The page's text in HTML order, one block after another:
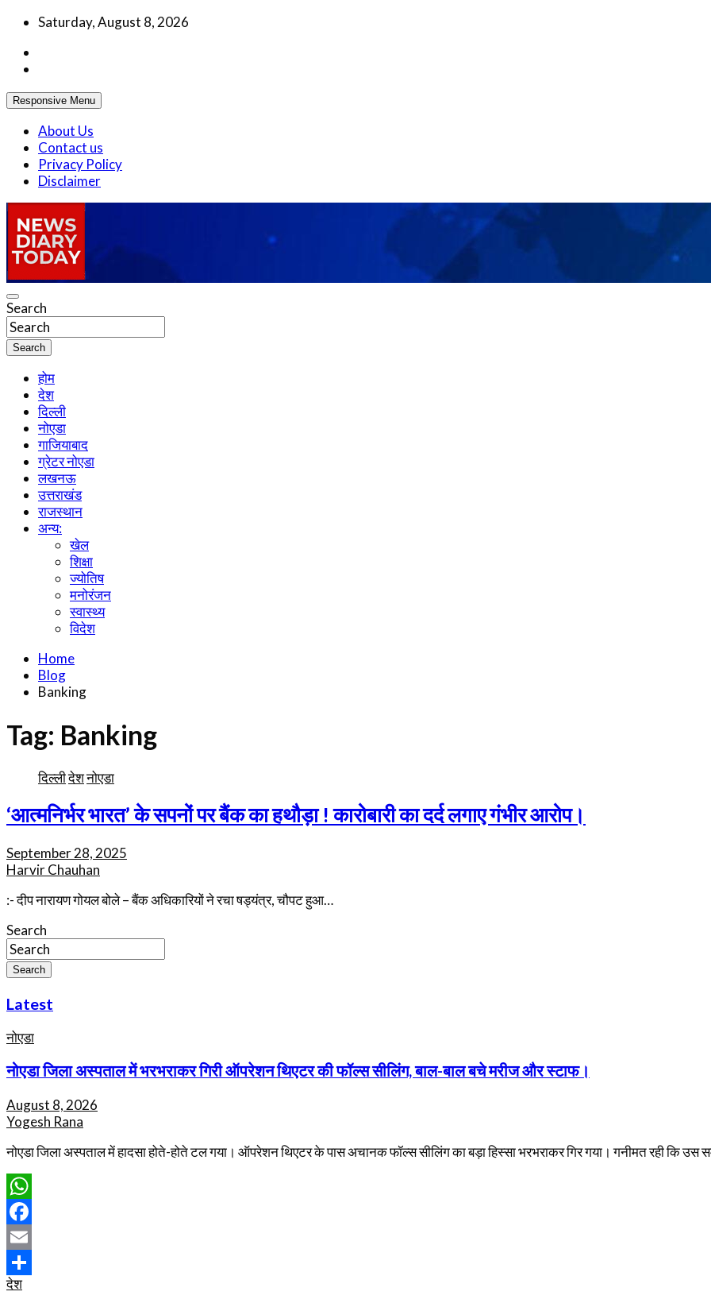
Skip
content
Saturday, August 8, 2026
Responsive Menu
About Us
Contact us
Privacy Policy
Disclaimer
News Diary Today
Truth be told
Search
Search
होम
देश
दिल्ली
नोएडा
गाजियाबाद
ग्रेटर नोएडा
लखनऊ
उत्तराखंड
राजस्थान
अन्य:
खेल
शिक्षा
ज्योतिष
मनोरंजन
स्वास्थ्य
विदेश
Home
Blog
Banking
Tag: Banking
दिल्लीदेशनोएडा
‘आत्मनिर्भर भारत’ के सपनों पर बैंक का हथौड़ा ! कारोबारी का दर्द लगाए गंभीर आरोप।
September 28, 2025
Harvir Chauhan
:- दीप नारायण गोयल बोले – बैंक अधिकारियों ने रचा षड्यंत्र, चौपट हुआ…
Search
Search
Latest
नोएडा
नोएडा जिला अस्पताल में भरभराकर गिरी ऑपरेशन थिएटर की फॉल्स सीलिंग, बाल-बाल बचे मरीज और स्टाफ।
August 8, 2026
Yogesh Rana
नोएडा जिला अस्पताल में हादसा होते-होते टल गया। ऑपरेशन थिएटर के पास अचानक फॉल्स सीलिंग का बड़ा हिस्सा भरभराकर गिर गया। गनीमत रही कि उस
WhatsApp
Facebook
Email
Share
देश